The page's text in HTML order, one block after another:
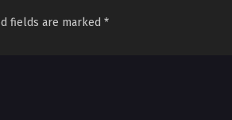
fields are marked *